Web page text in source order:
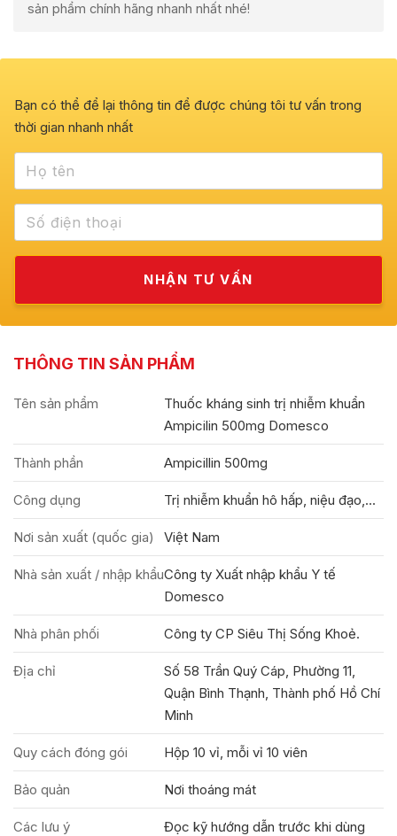
sản phẩm chính hãng nhanh nhất nhé!
Bạn có thể để lại thông tin để được chúng tôi tư vấn trong
thời gian nhanh nhất
THÔNG TIN SẢN PHẨM
Tên sản phẩm
Thuốc kháng sinh trị nhiễm khuẩn
Ampicilin 500mg Domesco
Thành phần Ampicillin 500mg
Công dụng Trị nhiễm khuẩn hô hấp, niệu đạo,...
Nơi sản xuất (quốc gia) Việt Nam
Nhà sản xuất / nhập khẩuCông ty Xuất nhập khẩu Y tế
Domesco
Nhà phân phối Công ty CP Siêu Thị Sống Khoẻ.
Địa chỉ
Số 58 Trần Quý Cáp, Phường 11,
Quận Bình Thạnh, Thành phố Hồ Chí
Minh
Quy cách đóng gói Hộp 10 vỉ, mỗi vỉ 10 viên
Bảo quản Nơi thoáng mát
Các lưu ý Đọc kỹ hướng dẫn trước khi dùng